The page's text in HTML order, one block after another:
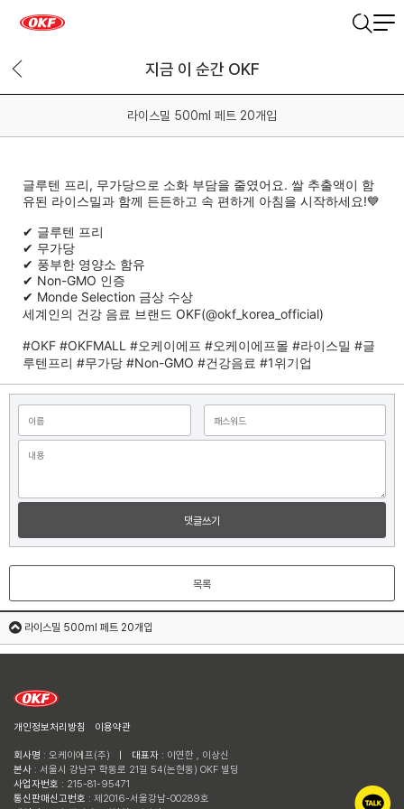
지금 이 순간 OKF
라이스밀 500ml 페트 20개입
글루텐 프리, 무가당으로 소화 부담을 줄였어요. 쌀 추출액이 함
유된 라이스밀과 함께 든든하고 속 편하게 아침을 시작하세요!💙
✔ 글루텐 프리
✔ 무가당
✔ 풍부한 영양소 함유
✔ Non-GMO 인증
✔ Monde Selection 금상 수상
세계인의 건강 음료 브랜드 OKF(@okf_korea_official)
#OKF #OKFMALL #오케이에프 #오케이에프몰 #라이스밀 #글
루텐프리 #무가당 #Non-GMO #건강음료 #1위기업
댓글쓰기
목록
라이스밀 500ml 페트 20개입
개인정보처리방침 이용약관
회사명 : 오케이에프(주) ㅣ 대표자 : 이연한 , 이상신
본사 : 서울시 강남구 학동로 21길 54(논현동) OKF 빌딩
사업자번호 : 215-81-95471
통신판매신고번호 : 제2016-서울강남-00289호